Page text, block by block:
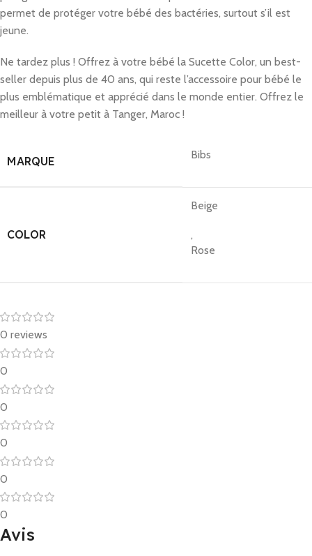
permet de protéger votre bébé des bactéries, surtout s’il est
jeune.
Ne tardez plus ! Offrez à votre bébé la Sucette Color, un best-
seller depuis plus de 40 ans, qui reste l’accessoire pour bébé le
plus emblématique et apprécié dans le monde entier. Offrez le
meilleur à votre petit à Tanger, Maroc !
MARQUE Bibs
COLOR
Beige
,
Rose
0 reviews
0
0
0
0
0
Avis